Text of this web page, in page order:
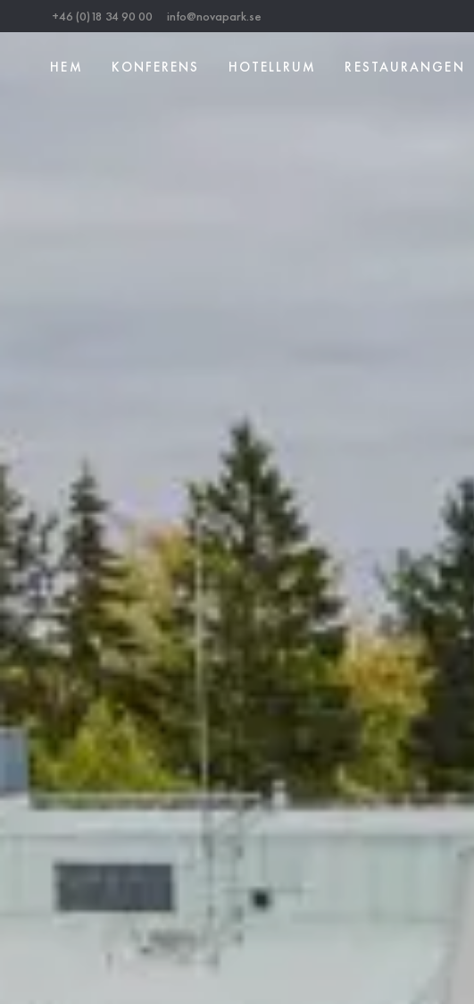
+46 (0)18 34 90 00 info@novapark.se
HEM KONFERENS HOTELLRUM RESTAURANGEN